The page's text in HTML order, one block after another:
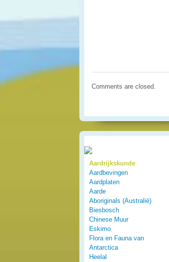
Comments are closed.
Aardrijkskunde
Aardbevingen
Aardplaten
Aarde
Aboriginals (Australië)
Biesbosch
Chinese Muur
Eskimo
Flora en Fauna van
Antarctica
Heelal